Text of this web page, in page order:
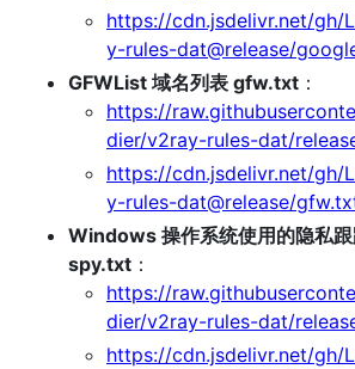
https://cdn.jsdelivr.net/gh/
y-rules-dat@release/
GFWList 域名列表 gfw.txt ：
https://
dier/v2ray-rules-dat/
https://cdn.jsdelivr.net/gh/
y-rules-dat@release/
Windows 操作系统使用的隐私
spy.txt ：
https://
dier/v2ray-rules-dat/
https://cdn.jsdelivr.net/gh/